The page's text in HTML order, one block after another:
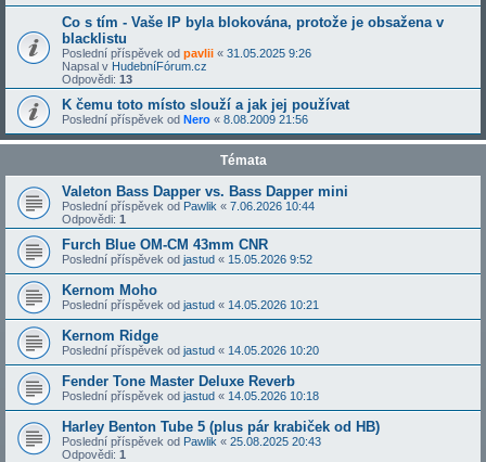
Co s tím - Vaše IP byla blokována, protože je obsažena v
blacklistu
Poslední příspěvek od pavlii « 31.05.2025 9:26
Napsal v HudebníFórum.cz
Odpovědi: 13
K čemu toto místo slouží a jak jej používat
Poslední příspěvek od Nero « 8.08.2009 21:56
Témata
Valeton Bass Dapper vs. Bass Dapper mini
Poslední příspěvek od Pawlik « 7.06.2026 10:44
Odpovědi: 1
Furch Blue OM-CM 43mm CNR
Poslední příspěvek od jastud « 15.05.2026 9:52
Kernom Moho
Poslední příspěvek od jastud « 14.05.2026 10:21
Kernom Ridge
Poslední příspěvek od jastud « 14.05.2026 10:20
Fender Tone Master Deluxe Reverb
Poslední příspěvek od jastud « 14.05.2026 10:18
Harley Benton Tube 5 (plus pár krabiček od HB)
Poslední příspěvek od Pawlik « 25.08.2025 20:43
Odpovědi: 1